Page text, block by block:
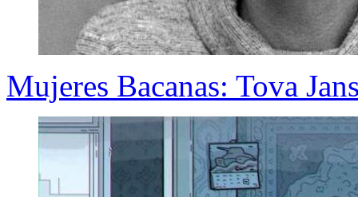
Mujeres Bacanas: Tova